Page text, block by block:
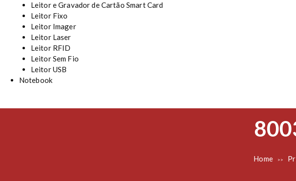
Leitor e Gravador de Cartão Smart Card
Leitor Fixo
Leitor Imager
Leitor Laser
Leitor RFID
Leitor Sem Fio
Leitor USB
Notebook
Home >>